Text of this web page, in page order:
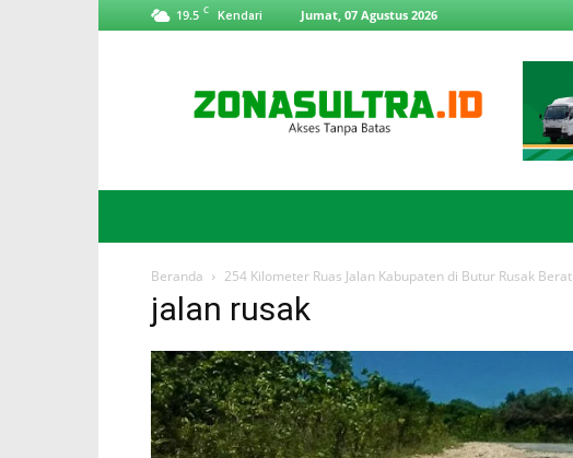
19.5 C Kendari Jumat, 07 Agustus 2026
Beranda 254 Kilometer Ruas Jalan Kabupaten di Butur Rusak Berat
jalan rusak